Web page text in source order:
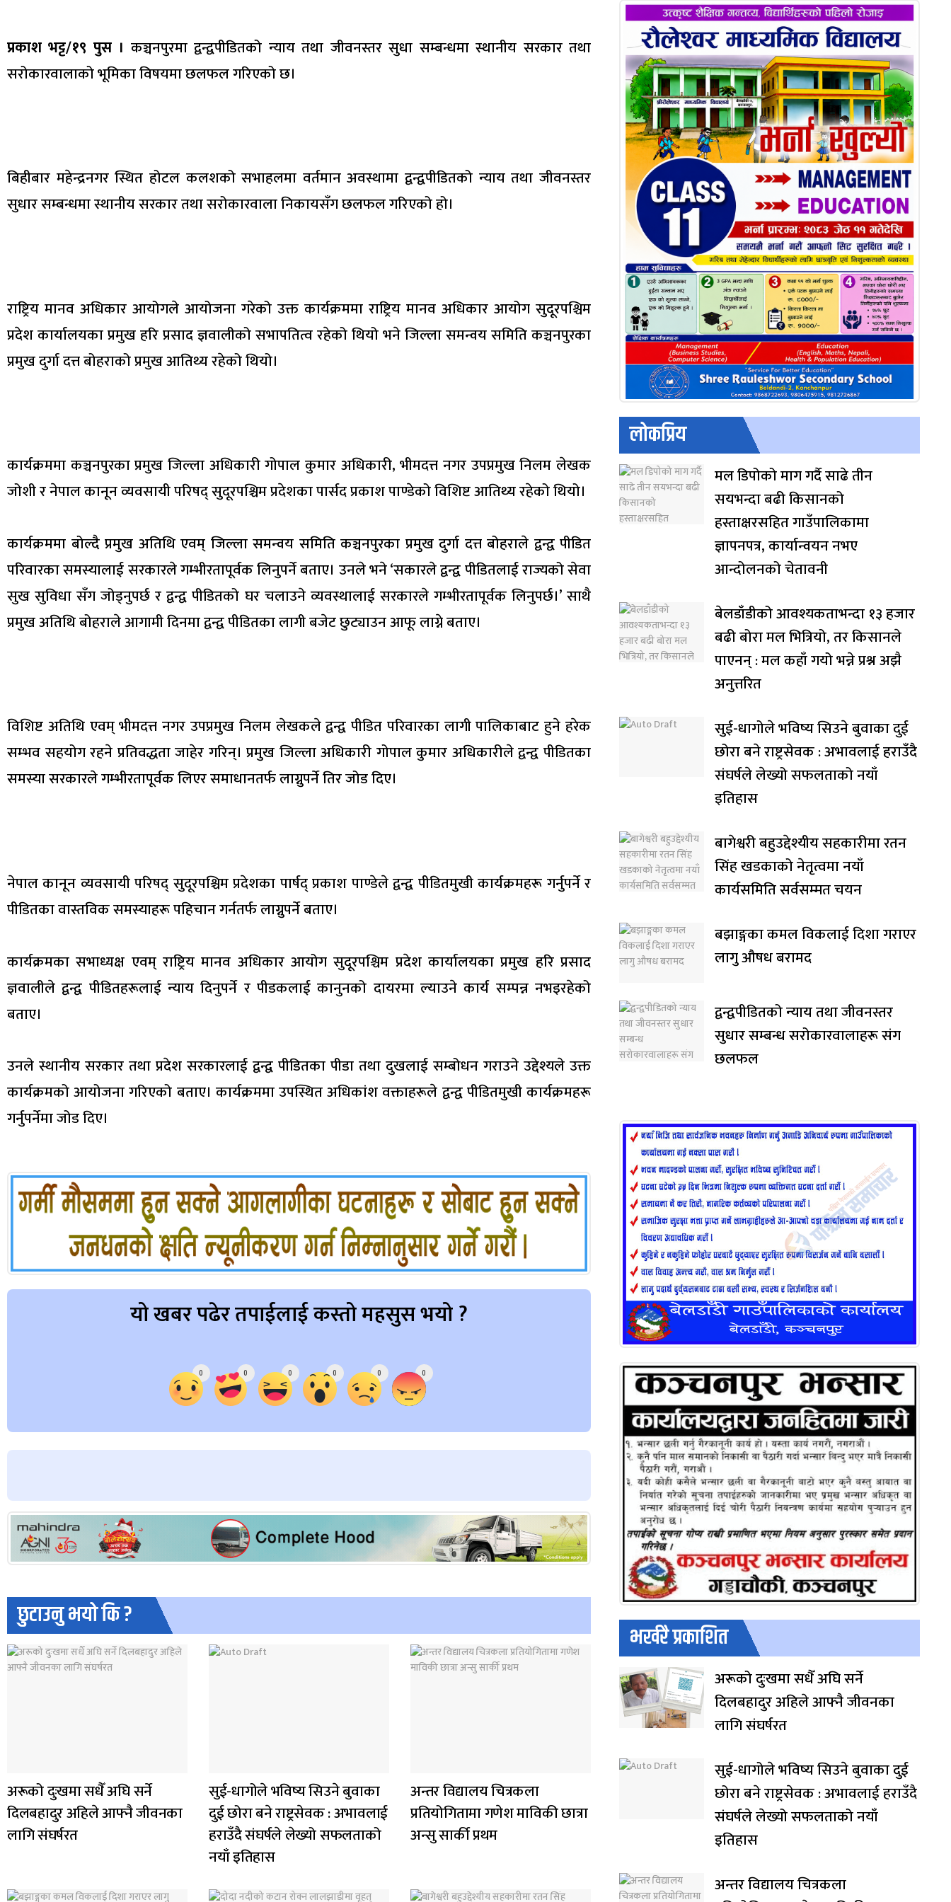
प्रकाश भट्ट/१९ पुस । कञ्चनपुरमा द्वन्द्वपीडितको न्याय तथा जीवनस्तर सुधा सम्बन्धमा स्थानीय सरकार तथा
सरोकारवालाको भूमिका विषयमा छलफल गरिएको छ।
बिहीबार महेन्द्रनगर स्थित होटल कलशको सभाहलमा वर्तमान अवस्थामा द्वन्द्वपीडितको न्याय तथा जीवनस्तर
सुधार सम्बन्धमा स्थानीय सरकार तथा सरोकारवाला निकायसँग छलफल गरिएको हो।
राष्ट्रिय मानव अधिकार आयोगले आयोजना गरेको उक्त कार्यक्रममा राष्ट्रिय मानव अधिकार आयोग सुदूरपश्चिम
प्रदेश कार्यालयका प्रमुख हरि प्रसाद ज्ञवालीको सभापतित्व रहेको थियो भने जिल्ला समन्वय समिति कञ्चनपुरका
प्रमुख दुर्गा दत्त बोहराको प्रमुख आतिथ्य रहेको थियो।
कार्यक्रममा कञ्चनपुरका प्रमुख जिल्ला अधिकारी गोपाल कुमार अधिकारी, भीमदत्त नगर उपप्रमुख निलम लेखक
जोशी र नेपाल कानून व्यवसायी परिषद् सुदूरपश्चिम प्रदेशका पार्सद प्रकाश पाण्डेको विशिष्ट आतिथ्य रहेको थियो।
कार्यक्रममा बोल्दै प्रमुख अतिथि एवम् जिल्ला समन्वय समिति कञ्चनपुरका प्रमुख दुर्गा दत्त बोहराले द्वन्द्व पीडित
परिवारका समस्यालाई सरकारले गम्भीरतापूर्वक लिनुपर्ने बताए। उनले भने ‘सकारले द्वन्द्व पीडितलाई राज्यको सेवा
सुख सुविधा सँग जोड्नुपर्छ र द्वन्द्व पीडितको घर चलाउने व्यवस्थालाई सरकारले गम्भीरतापूर्वक लिनुपर्छ।’ साथै
प्रमुख अतिथि बोहराले आगामी दिनमा द्वन्द्व पीडितका लागी बजेट छुट्याउन आफू लाग्ने बताए।
विशिष्ट अतिथि एवम् भीमदत्त नगर उपप्रमुख निलम लेखकले द्वन्द्व पीडित परिवारका लागी पालिकाबाट हुने हरेक
सम्भव सहयोग रहने प्रतिवद्धता जाहेर गरिन्। प्रमुख जिल्ला अधिकारी गोपाल कुमार अधिकारीले द्वन्द्व पीडितका
समस्या सरकारले गम्भीरतापूर्वक लिएर समाधानतर्फ लाग्नुपर्ने तिर जोड दिए।
नेपाल कानून व्यवसायी परिषद् सुदूरपश्चिम प्रदेशका पार्षद् प्रकाश पाण्डेले द्वन्द्व पीडितमुखी कार्यक्रमहरू गर्नुपर्ने र
पीडितका वास्तविक समस्याहरू पहिचान गर्नतर्फ लाग्नुपर्ने बताए।
कार्यक्रमका सभाध्यक्ष एवम् राष्ट्रिय मानव अधिकार आयोग सुदूरपश्चिम प्रदेश कार्यालयका प्रमुख हरि प्रसाद
ज्ञवालीले द्वन्द्व पीडितहरूलाई न्याय दिनुपर्ने र पीडकलाई कानुनको दायरमा ल्याउने कार्य सम्पन्न नभइरहेको
बताए।
उनले स्थानीय सरकार तथा प्रदेश सरकारलाई द्वन्द्व पीडितका पीडा तथा दुखलाई सम्बोधन गराउने उद्देश्यले उक्त
कार्यक्रमको आयोजना गरिएको बताए। कार्यक्रममा उपस्थित अधिकांश वक्ताहरूले द्वन्द्व पीडितमुखी कार्यक्रमहरू
गर्नुपर्नेमा जोड दिए।
यो खबर पढेर तपाईलाई कस्तो महसुस भयो ?
0 0 0 0 0 0
छुटाउनु भयो कि ?
अरूको दुःखमा सधैँ अघि सर्ने
दिलबहादुर अहिले आफ्नै जीवनका
लागि संघर्षरत
सुई-धागोले भविष्य सिउने बुवाका
दुई छोरा बने राष्ट्रसेवक : अभावलाई
हराउँदै संघर्षले लेख्यो सफलताको
नयाँ इतिहास
अन्तर विद्यालय चित्रकला
प्रतियोगितामा गणेश माविकी छात्रा
अन्सु सार्की प्रथम
लोकप्रिय
मल डिपोको माग गर्दै साढे तीन
सयभन्दा बढी किसानको
हस्ताक्षरसहित गाउँपालिकामा
ज्ञापनपत्र, कार्यान्वयन नभए
आन्दोलनको चेतावनी
बेलडाँडीको आवश्यकताभन्दा १३ हजार
बढी बोरा मल भित्रियो, तर किसानले
पाएनन् : मल कहाँ गयो भन्ने प्रश्न अझै
अनुत्तरित
सुई-धागोले भविष्य सिउने बुवाका दुई
छोरा बने राष्ट्रसेवक : अभावलाई हराउँदै
संघर्षले लेख्यो सफलताको नयाँ
इतिहास
बागेश्वरी बहुउद्देश्यीय सहकारीमा रतन
सिंह खडकाको नेतृत्वमा नयाँ
कार्यसमिति सर्वसम्मत चयन
बझाङ्गका कमल विकलाई दिशा गराएर
लागु औषध बरामद
द्वन्द्वपीडितको न्याय तथा जीवनस्तर
सुधार सम्बन्ध सरोकारवालाहरू संग
छलफल
भर्खरै प्रकाशित
अरूको दुःखमा सधैँ अघि सर्ने
दिलबहादुर अहिले आफ्नै जीवनका
लागि संघर्षरत
सुई-धागोले भविष्य सिउने बुवाका दुई
छोरा बने राष्ट्रसेवक : अभावलाई हराउँदै
संघर्षले लेख्यो सफलताको नयाँ
इतिहास
अन्तर विद्यालय चित्रकला